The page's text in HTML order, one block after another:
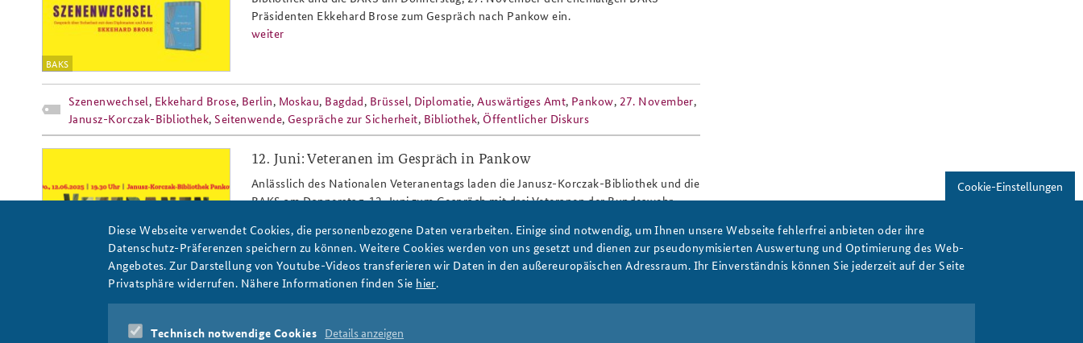
BAKS
Präsidenten Ekkehard Brose zum Gespräch nach Pankow ein.
weiter
Szenenwechsel, Ekkehard Brose, Berlin, Moskau, Bagdad, Brüssel, Diplomatie,Auswärtiges Amt, Pankow, 27. November,
Janusz-Korczak-Bibliothek, Seitenwende, Gespräche zur Sicherheit, Bibliothek, Öffentlicher Diskurs
veteranentag_jun25_header_808x486_slider.png
12. Juni: Veteranen im Gespräch in Pankow
Anlässlich des Nationalen Veteranentags laden die Janusz-Korczak-Bibliothek und die
BAKS am Donnerstag, 12. Juni zum Gespräch mit drei Veteranen der Bundeswehr
weiter
Bundeswehr,Veteranen,Nationaler Veteranentag,Pankow,12. Juni,Janusz-Korczak-Bibliothek,Seitenwende,
Gespräche zur Sicherheit
Cookie-Einstellungen
Diese Webseite verwendet Cookies, die personenbezogene Daten verarbeiten. Einige sind notwendig, um Ihnen unsere Webseite fehlerfrei anbieten oder ihre
Datenschutz-Präferenzen speichern zu können. Weitere Cookies werden von uns gesetzt und dienen zur pseudonymisierten Auswertung und Optimierung des Web-
Angebotes. Zur Darstellung von Youtube-Videos transferieren wir Daten in den außereuropäischen Adressraum. Ihr Einverständnis können Sie jederzeit auf der Seite
Privatsphäre widerrufen. Nähere Informationen finden Sie hier.
Technisch notwendige Cookies Details anzeigen